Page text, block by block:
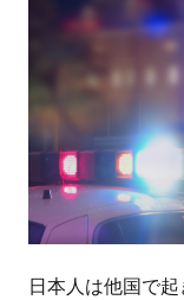
日本人は他国で